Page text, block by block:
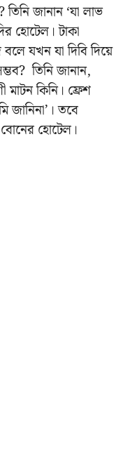
জানান ‘যা লাভ
হোটেল। টাকা
যখন যা দিবি দিয়ে
তিনি জানান,
মাটন কিনি। ফ্রেশ
জানিনা’। তবে
বোনের হোটেল।